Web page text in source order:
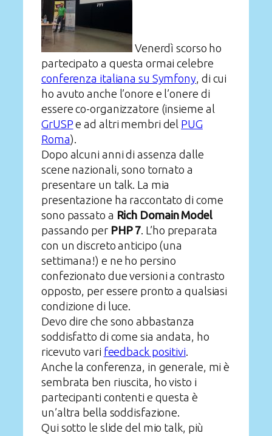
Venerdì scorso ho
partecipato a questa ormai celebre
conferenza italiana su Symfony, di cui
ho avuto anche l’onore e l’onere di
essere co-organizzatore (insieme al
GrUSP e ad altri membri del PUG
Roma).
Dopo alcuni anni di assenza dalle
scene nazionali, sono tornato a
presentare un talk. La mia
presentazione ha raccontato di come
sono passato a Rich Domain Model
passando per PHP 7. L’ho preparata
con un discreto anticipo (una
settimana!) e ne ho persino
confezionato due versioni a contrasto
opposto, per essere pronto a qualsiasi
condizione di luce.
Devo dire che sono abbastanza
soddisfatto di come sia andata, ho
ricevuto vari feedback positivi.
Anche la conferenza, in generale, mi è
sembrata ben riuscita, ho visto i
partecipanti contenti e questa è
un’altra bella soddisfazione.
Qui sotto le slide del mio talk, più